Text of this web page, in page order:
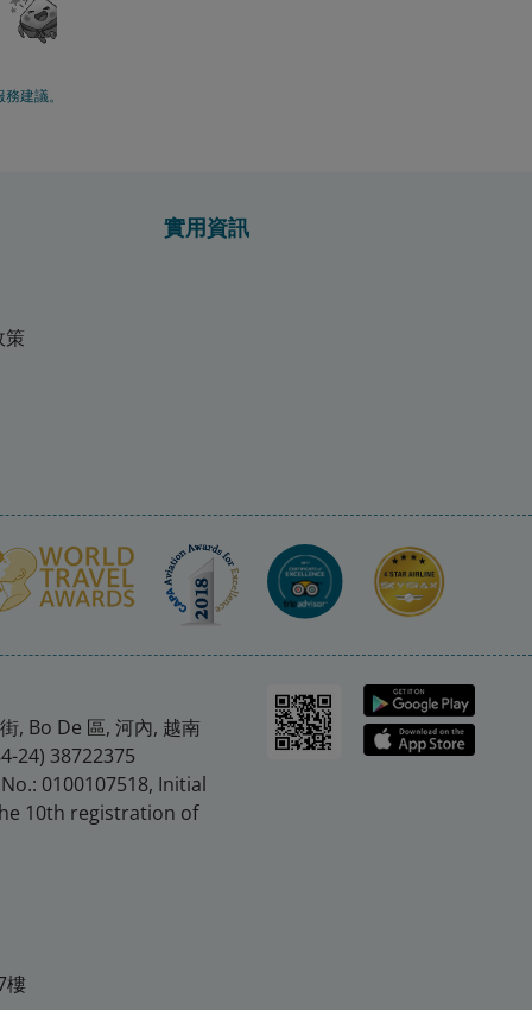
務建議。
實用資訊
, Bo De 區, 河內, 越南
24) 38722375
0100107518, Initial
10th registration of
樓